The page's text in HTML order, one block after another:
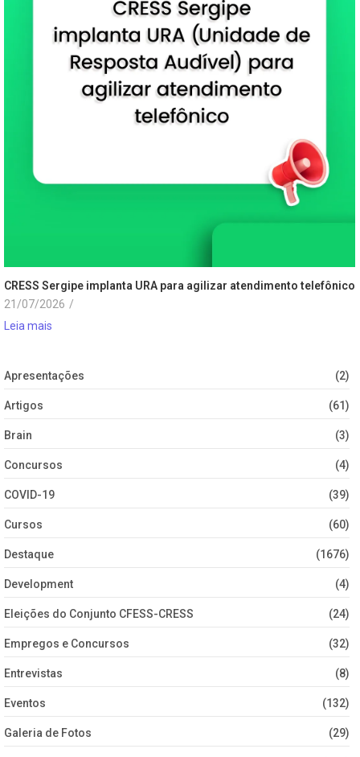
CRESS Sergipe implanta URA para agilizar atendimento telefônico
21/07/2026 /
Leia mais
Apresentações (2)
Artigos (61)
Brain (3)
Concursos (4)
COVID-19 (39)
Cursos (60)
Destaque (1676)
Development (4)
Eleições do Conjunto CFESS-CRESS (24)
Empregos e Concursos (32)
Entrevistas (8)
Eventos (132)
Galeria de Fotos (29)